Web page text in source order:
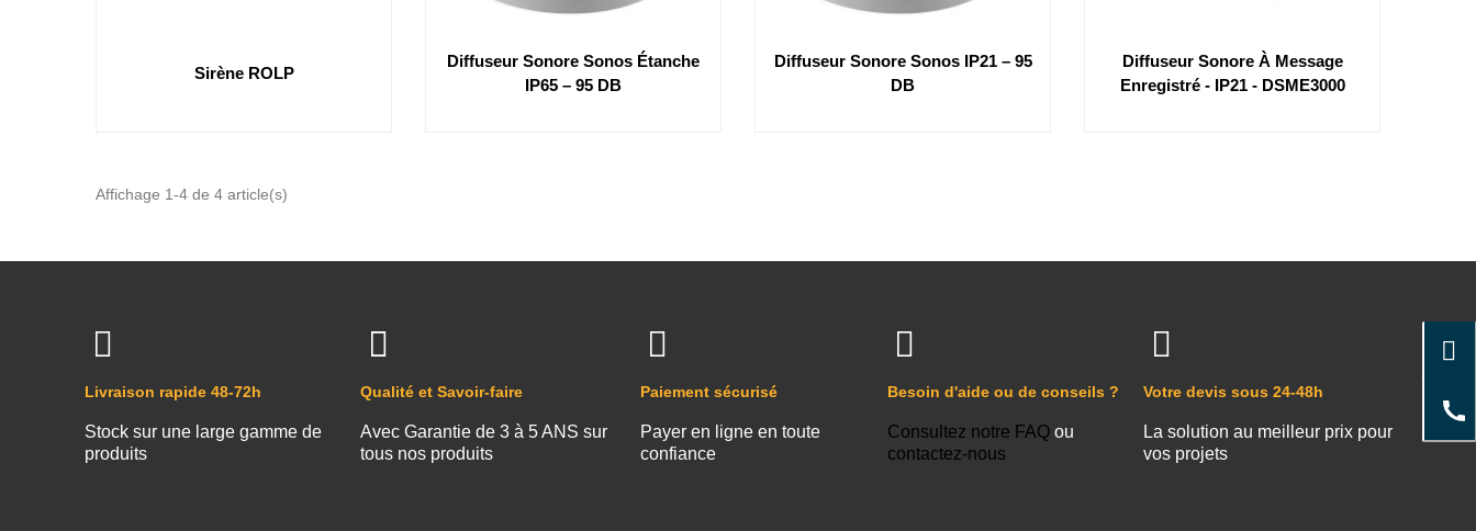
Sirène ROLP
Diffuseur Sonore Sonos Étanche
IP65 – 95 DB
Diffuseur Sonore Sonos IP21 – 95
DB
Diffuseur Sonore À Message
Enregistré - IP21 - DSME3000
Affichage 1-4 de 4 article(s)
Livraison rapide 48-72h
Stock sur une large gamme de
produits
Qualité et Savoir-faire
Avec Garantie de 3 à 5 ANS sur
tous nos produits
Paiement sécurisé
Payer en ligne en toute
confiance
Besoin d'aide ou de conseils ?
Consultez notre FAQou
contactez-nous
Votre devis sous 24-48h
La solution au meilleur prix pour
vos projets